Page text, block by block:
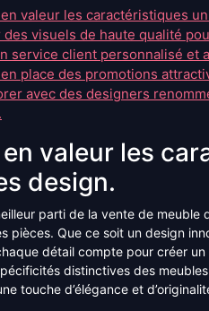
valeur les caractéristiques
des visuels de haute qualité
service client personnalisé et
place des promotions
avec des designers
valeur les
design.
parti de la vente de
pièces. Que ce soit un design
détail compte pour créer
distinctives des
touche d’élégance et